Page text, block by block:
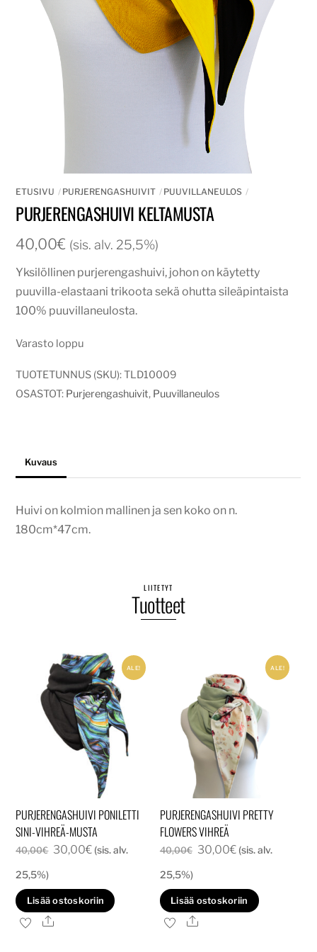
ETUSIVU PURJERENGASHUIVIT PUUVILLANEULOS
PURJERENGASHUIVI KELTAMUSTA
40,00€ (sis. alv. 25,5%)
Yksilöllinen purjerengashuivi, johon on käytetty
puuvilla-elastaani trikoota sekä ohutta sileäpintaista
100% puuvillaneulosta.
Varasto loppu
TUOTETUNNUS (SKU):TLD10009
OSASTOT: Purjerengashuivit, Puuvillaneulos
Kuvaus
Huivi on kolmion mallinen ja sen koko on n.
180cm*47cm.
LIITETYT
Tuotteet
ALE!
PURJERENGASHUIVI PONILETTI
SINI-VIHREÄ-MUSTA
40,00€ Alkuperäinen
oli:
40,00€.
30,00€Nykyinen
on:
30,00€.
(sis. alv.
25,5%)
Lisää ostoskoriin
Ale
ALE!
PURJERENGASHUIVI PRETTY
FLOWERS VIHREÄ
40,00€ Alkuperäinen
oli:
40,00€.
30,00€Nykyinen
on:
30,00€.
(sis. alv.
25,5%)
Lisää ostoskoriin
Ale